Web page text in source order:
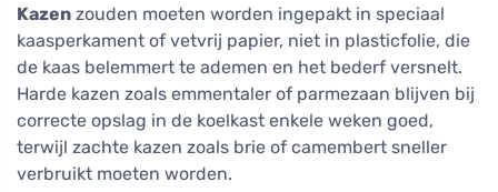
Kazen zouden moeten worden ingepakt in speciaal
kaasperkament of vetvrij papier, niet in plasticfolie, die
de kaas belemmert te ademen en het bederf versnelt.
Harde kazen zoals emmentaler of parmezaan blijven bij
correcte opslag in de koelkast enkele weken goed,
terwijl zachte kazen zoals brie of camembert sneller
verbruikt moeten worden.